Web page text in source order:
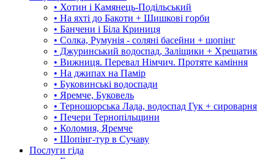
• Хотин і Камянець-Подільський
• На яхті до Бакоти + Шишкові горби
• Банчени і Біла Криниця
• Солка, Румунія - соляні басейни + шопінг
• Джуринський водоспад, Заліщики + Хрещатик
• Вижниця. Перевал Німчич. Протяте каміння
• На джипах на Памір
• Буковинські водоспади
• Яремче, Буковель
• Терношорська Лада, водоспад Гук + сироварня
• Печери Тернопільщини
• Коломия, Яремче
• Шопінг-тур в Сучаву
Послуги гіда